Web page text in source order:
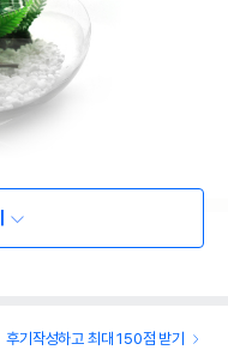
후기작성하고 최대 150점 받기